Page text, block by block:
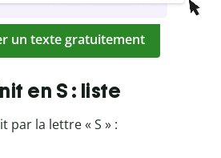
un texte gratuitement
en S : liste
par la lettre « S » :